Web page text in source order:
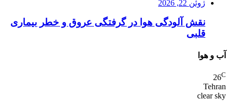
ژوئن 22, 2026
نقش آلودگی هوا در گرفتگی عروق و خطر بیماری
قلبی
آب و هوا
26C
Tehran
clear sky